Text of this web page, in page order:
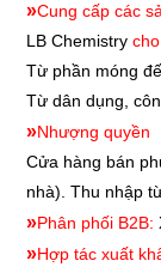
»Cung cấp các
LB Chemistrycho
Từ phần móng
Từ dân dụng,
»Nhượng quyền
Cửa hàng bán
nhà). Thu nhập
»Phân phối B2B:
»Hợp tác xuất